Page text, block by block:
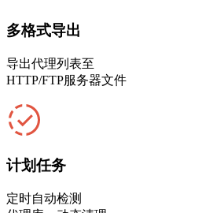
多格式导出
导出代理列表至
HTTP/FTP服务器文件
计划任务
定时自动检测